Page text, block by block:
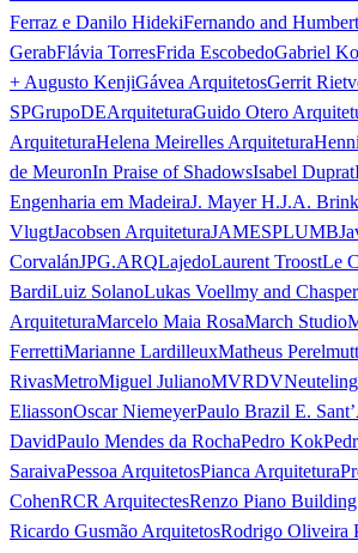
Ferraz e Danilo HidekiFernando and
GerabFlávia TorresFrida EscobedoGabriel
+ Augusto KenjiGávea ArquitetosGerrit
SPGrupoDEArquiteturaGuido Otero
ArquiteturaHelena Meirelles Arquitetura
de MeuronIn Praise of ShadowsIsabel Duprat
Engenharia em MadeiraJ. Mayer H.J.A.
VlugtJacobsen ArquiteturaJAMESPLUMB
CorvalánJPG.ARQLajedoLaurent TroostLe
BardiLuiz SolanoLukas Voellmy and
ArquiteturaMarcelo Maia RosaMarch Studio
FerrettiMarianne LardilleuxMatheus
RivasMetroMiguel JulianoMVRDV
EliassonOscar NiemeyerPaulo Brazil E.
DavidPaulo Mendes da RochaPedro Kok
SaraivaPessoa ArquitetosPianca Arquitetura
CohenRCR ArquitectesRenzo Piano
Ricardo Gusmão ArquitetosRodrigo Oliveira